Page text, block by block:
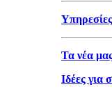
Υπηρεσίες
Τα νέα
Ιδέες για